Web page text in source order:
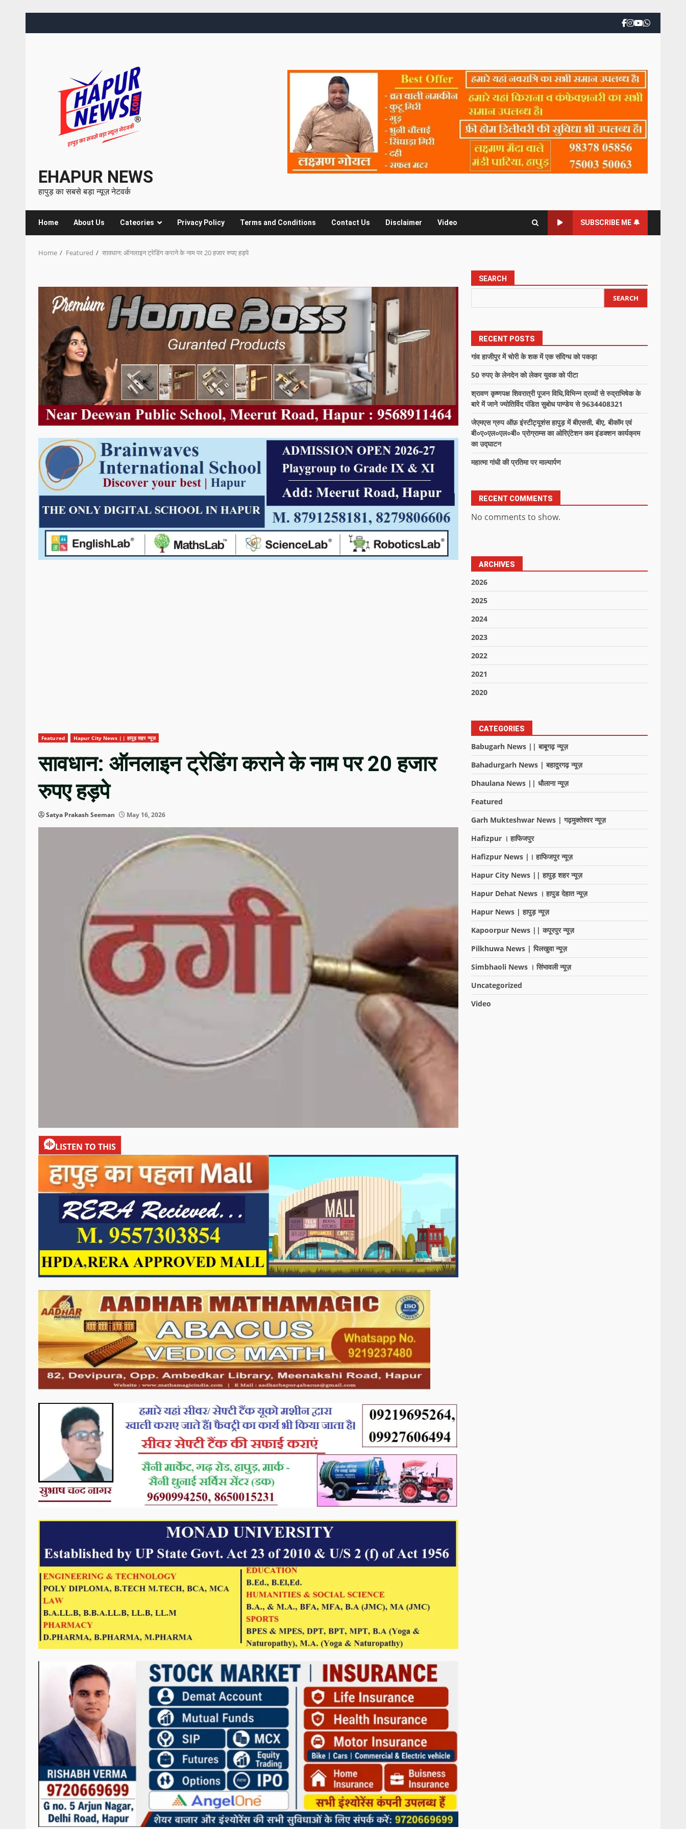
EHAPUR NEWS
हापुड़ का सबसे बड़ा न्यूज़ नेटवर्क
Home About Us Cateories Privacy Policy Terms and Conditions Contact Us Disclaimer Video SUBSCRIBE ME 🔔
Home Featured सावधान: ऑनलाइन ट्रेडिंग कराने के नाम पर 20 हजार रुपए हड़पे
Featured Hapur City News || हापुड़ शहर न्यूज़
सावधान: ऑनलाइन ट्रेडिंग कराने के नाम पर 20 हजार
रुपए हड़पे
Satya Prakash Seeman May 16, 2026
LISTEN TO THIS
SEARCH
SEARCH
RECENT POSTS
गांव हाजीपुर में चोरी के शक में एक संदिग्ध को पकड़ा
50 रुपए के लेनदेन को लेकर युवक को पीटा
श्रावण कृष्णपक्ष शिवरात्री पूजन विधि,विभिन्न द्रव्यों से रुद्राभिषेक के
बारे में जाने ज्योतिर्विद पंडित सुबोध पाण्डेय से 9634408321
जेएमएस ग्रुप ऑफ़ इंस्टीट्यूशंस हापुड़ में बीएससी, बीए, बीकॉम एवं
बी०ए०एल०एल०बी० प्रोग्राम्स का ओरिएंटेशन कम इंडक्शन कार्यक्रम
का उद्घाटन
महात्मा गांधी की प्रतिमा पर माल्यार्पण
RECENT COMMENTS
No comments to show.
ARCHIVES
2026
2025
2024
2023
2022
2021
2020
CATEGORIES
Babugarh News || बाबूगढ़ न्यूज़
Bahadurgarh News | बहादुरगढ़ न्यूज़
Dhaulana News || धौलाना न्यूज़
Featured
Garh Mukteshwar News | गढ़मुक्तेश्वर न्यूज़
Hafizpur । हाफिजपुर
Hafizpur News |। हाफिजपुर न्यूज़
Hapur City News || हापुड़ शहर न्यूज़
Hapur Dehat News । हापुड देहात न्यूज़
Hapur News | हापुड़ न्यूज़
Kapoorpur News || कपूरपुर न्यूज़
Pilkhuwa News | पिलखुवा न्यूज़
Simbhaoli News । सिंभावली न्यूज़
Uncategorized
Video